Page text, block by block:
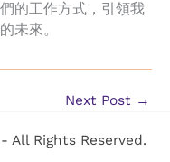
的工作方式，引領我
未來。
Next Post →
Rights Reserved.